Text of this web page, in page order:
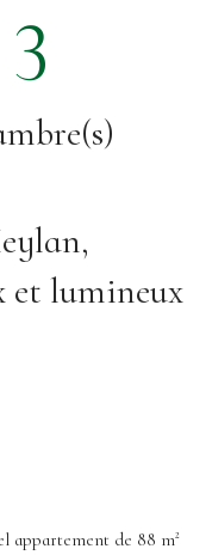
3
et lumineux
appartement de 88 m²